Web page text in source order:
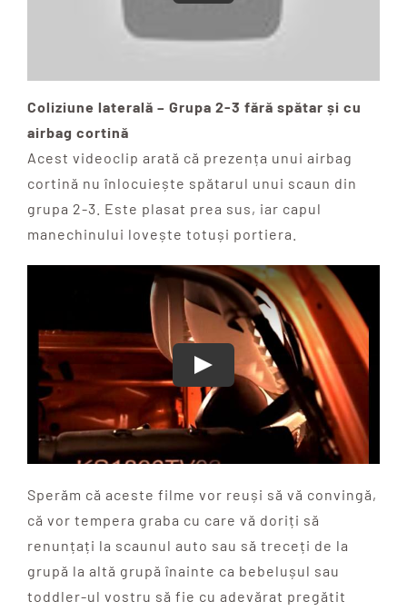
Coliziune laterală – Grupa 2-3 fără spătar și cu
airbag cortină
Acest videoclip arată că prezența unui airbag
cortină nu înlocuiește spătarul unui scaun din
grupa 2-3. Este plasat prea sus, iar capul
manechinului lovește totuși portiera.
Sperăm că aceste filme vor reuși să vă convingă,
că vor tempera graba cu care vă doriți să
renunțați la scaunul auto sau să treceți de la
grupă la altă grupă înainte ca bebelușul sau
toddler-ul vostru să fie cu adevărat pregătit